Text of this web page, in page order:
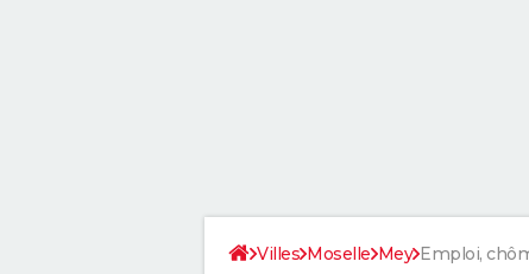
Villes Moselle Mey Emploi,